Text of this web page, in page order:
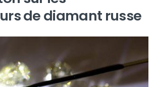
de diamant russe